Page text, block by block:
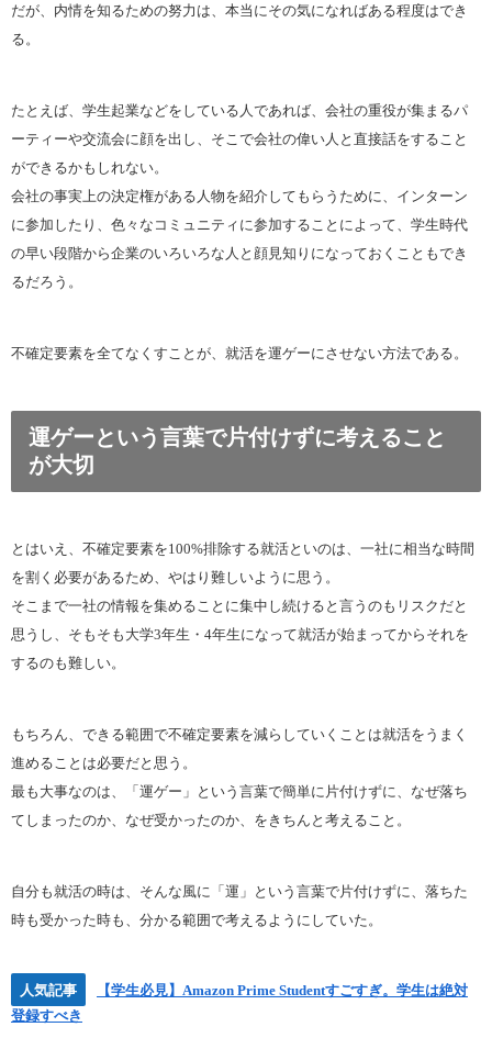
だが、内情を知るための努力は、本当にその気になればある程度はでき
る。
たとえば、学生起業などをしている人であれば、会社の重役が集まるパ
ーティーや交流会に顔を出し、そこで会社の偉い人と直接話をすること
ができるかもしれない。
会社の事実上の決定権がある人物を紹介してもらうために、インターン
に参加したり、色々なコミュニティに参加することによって、学生時代
の早い段階から企業のいろいろな人と顔見知りになっておくこともでき
るだろう。
不確定要素を全てなくすことが、就活を運ゲーにさせない方法である。
運ゲーという言葉で片付けずに考えること
が大切
とはいえ、不確定要素を100%排除する就活といのは、一社に相当な時間
を割く必要があるため、やはり難しいように思う。
そこまで一社の情報を集めることに集中し続けると言うのもリスクだと
思うし、そもそも大学3年生・4年生になって就活が始まってからそれを
するのも難しい。
もちろん、できる範囲で不確定要素を減らしていくことは就活をうまく
進めることは必要だと思う。
最も大事なのは、「運ゲー」という言葉で簡単に片付けずに、なぜ落ち
てしまったのか、なぜ受かったのか、をきちんと考えること。
自分も就活の時は、そんな風に「運」という言葉で片付けずに、落ちた
時も受かった時も、分かる範囲で考えるようにしていた。
人気記事
【学生必見】Amazon Prime Studentすごすぎ。学生は絶対
登録すべき